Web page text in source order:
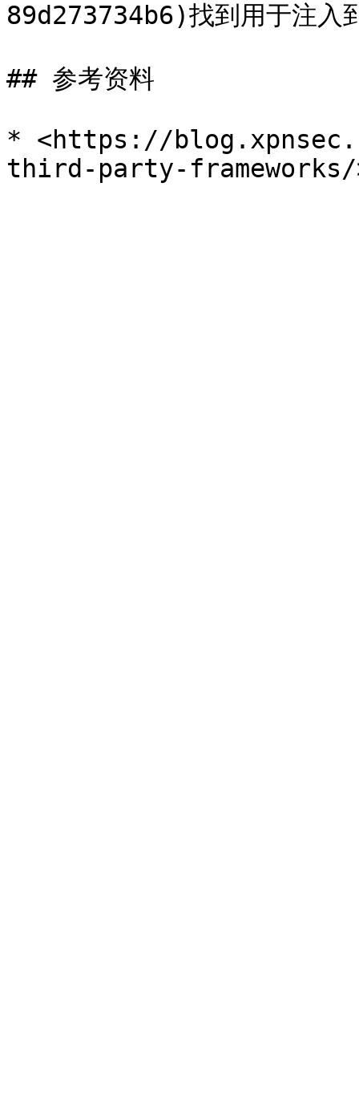
89d273734b6)找到用于注入
## 参考资料
* <https://